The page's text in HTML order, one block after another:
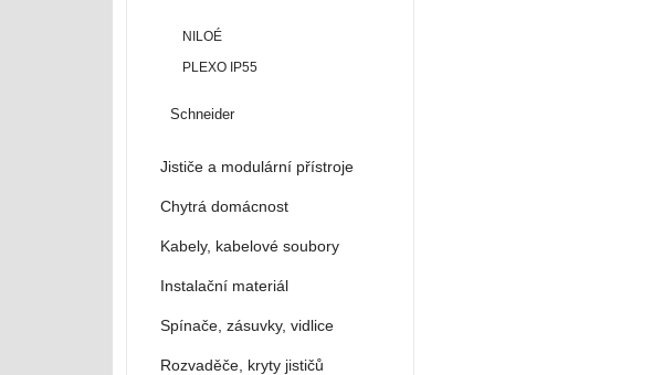
NILOÉ
PLEXO IP55
Schneider
Jističe a modulární přístroje
Chytrá domácnost
Kabely, kabelové soubory
Instalační materiál
Spínače, zásuvky, vidlice
Rozvaděče, kryty jističů